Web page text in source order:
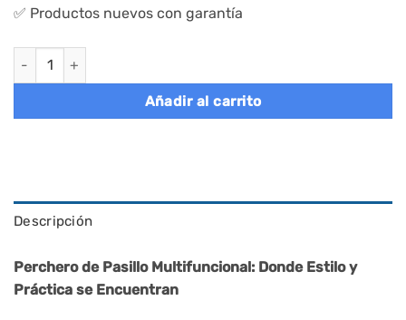
✅ Productos nuevos con garantía
Perchero metálico con zapatero integrado, espacio de
Añadir al carrito
Descripción
Perchero de Pasillo Multifuncional: Donde Estilo y
Práctica se Encuentran